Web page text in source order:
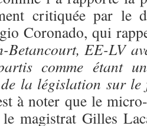
critiquée par le
Coronado, qui
Betancourt, EE-LV
comme étant
la législation sur le
à noter que le
magistrat Gilles